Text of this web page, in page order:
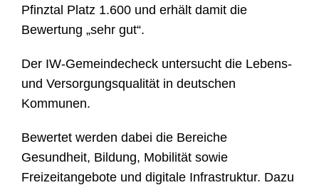
Pfinztal Platz 1.600 und erhält damit die
Bewertung „sehr gut“.
Der IW-Gemeindecheck untersucht die Lebens-
und Versorgungsqualität in deutschen
Kommunen.
Bewertet werden dabei die Bereiche
Gesundheit, Bildung, Mobilität sowie
Freizeitangebote und digitale Infrastruktur. Dazu